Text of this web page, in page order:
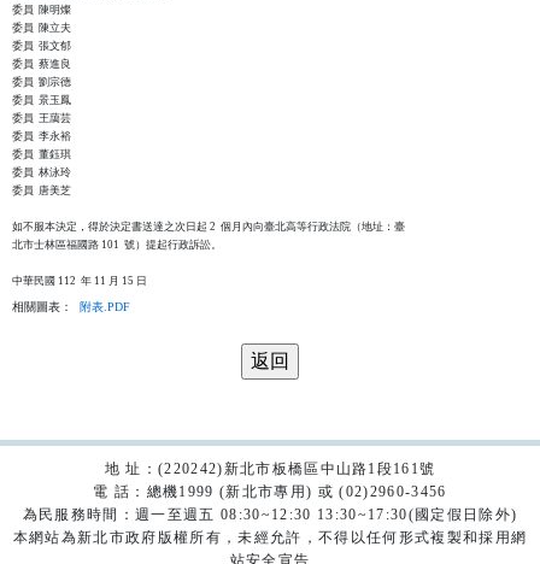
委員  陳明燦
委員  陳立夫
委員  張文郁
委員  蔡進良
委員  劉宗德
委員  景玉鳳
委員  王藹芸
委員  李永裕
委員  董鈺琪
委員  林泳玲
委員  唐美芝
如不服本決定，得於決定書送達之次日起 2  個月內向臺北高等行政法院（地址：臺
北市士林區福國路 101  號）提起行政訴訟。
相關圖表： 附表.PDF
地 址：(220242)新北市板橋區中山路1段161號
電 話：總機1999 (新北市專用) 或 (02)2960-3456
為民服務時間：週一至週五 08:30~12:30 13:30~17:30(國定假日除外)
本網站為新北市政府版權所有，未經允許，不得以任何形式複製和採用網